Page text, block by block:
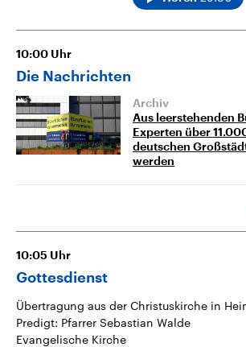
10:00 Uhr
Die Nachrichten
Archiv
Aus leerstehenden
Experten über
deutschen
werden
10:05 Uhr
Gottesdienst
Übertragung aus der Christuskirche in
Predigt: Pfarrer Sebastian Walde
Evangelische Kirche